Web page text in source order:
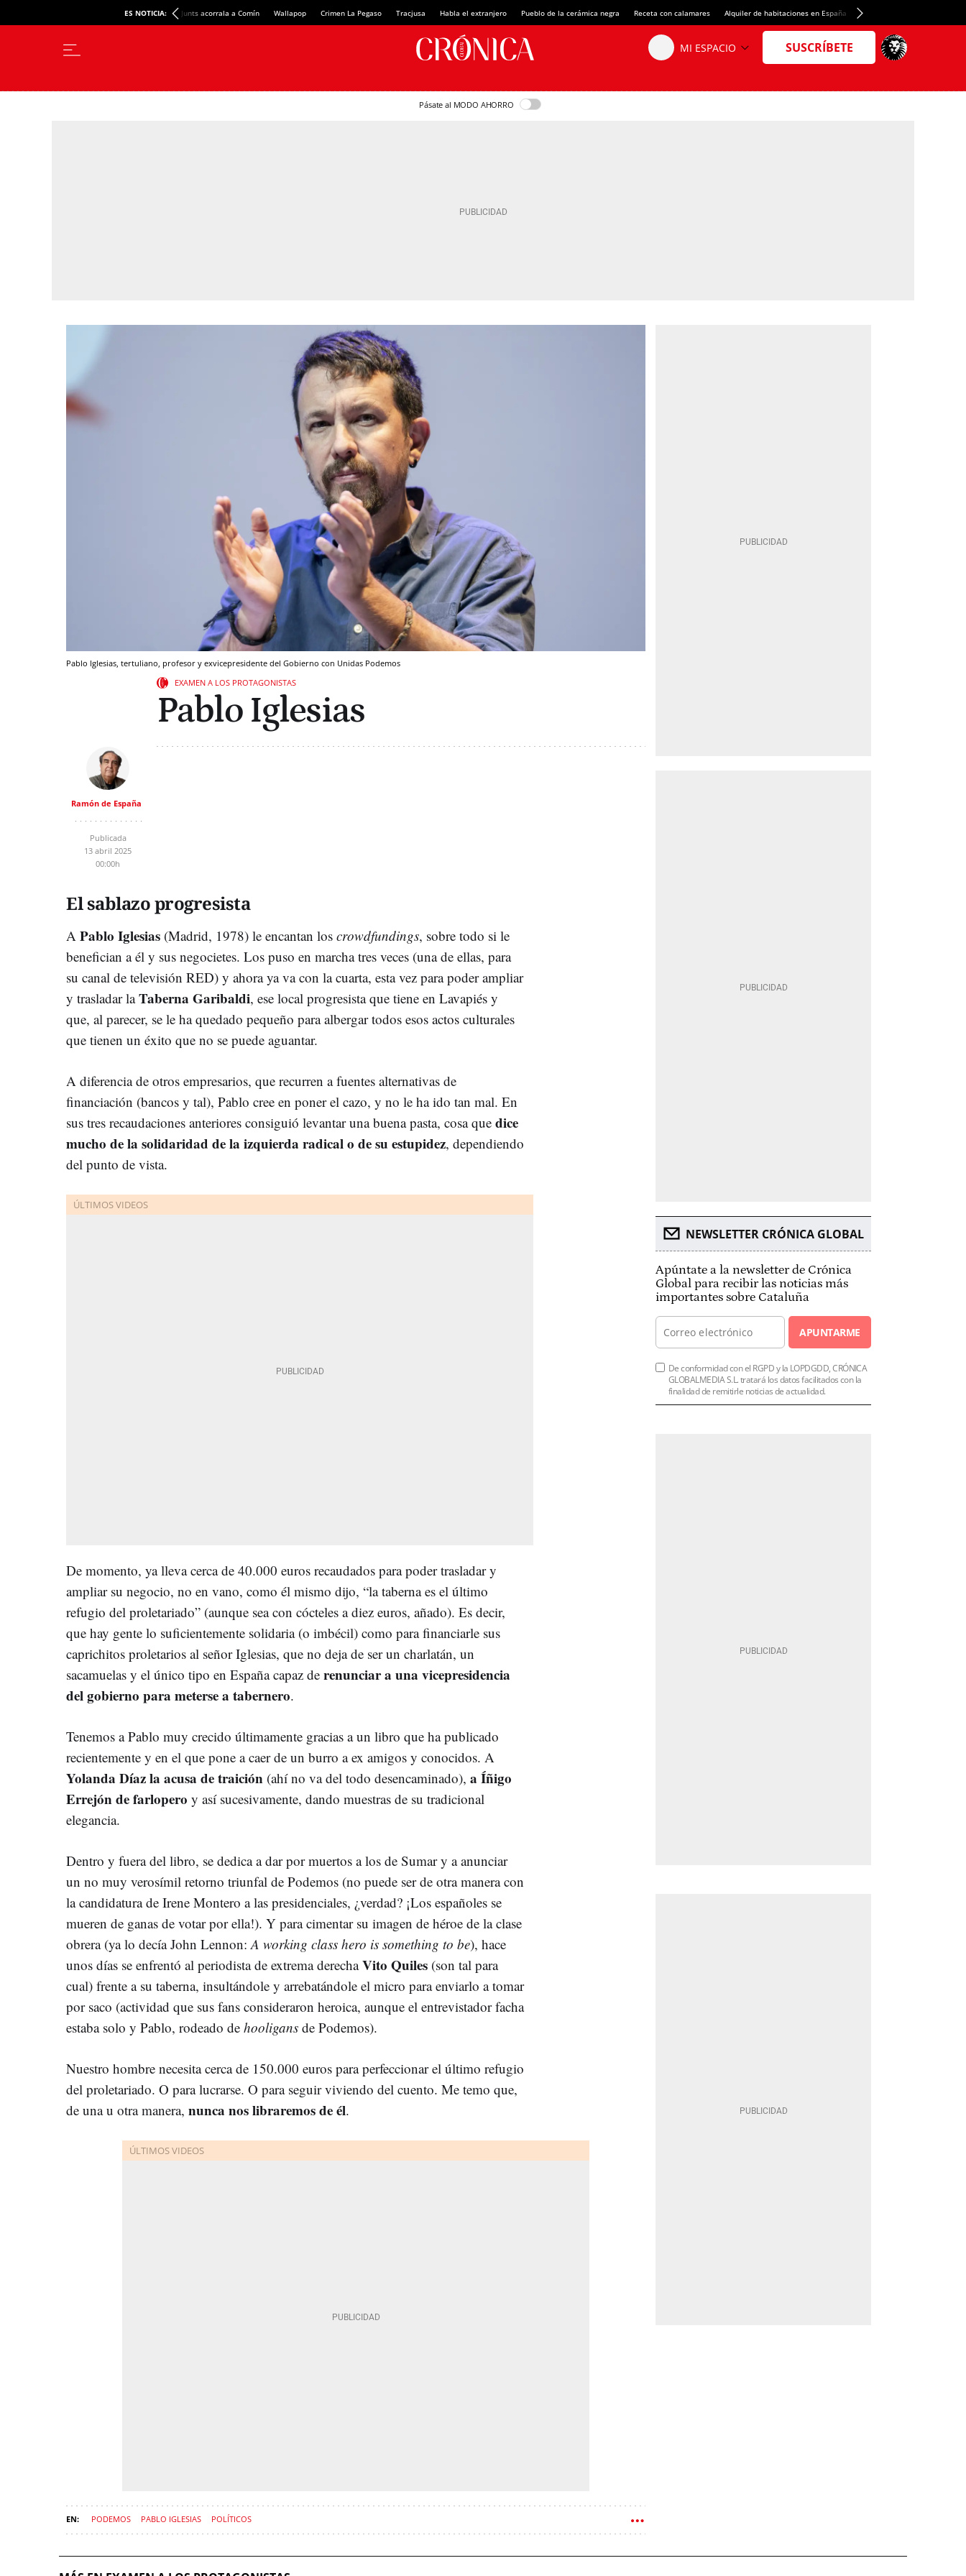
ES NOTICIA: Junts acorrala a Comín Wallapop Crimen La Pegaso Tracjusa Habla el extranjero Pueblo de la cerámica negra Receta con calamares Alquiler de habitaciones en España Crédito del Spotify Camp Nou
Pásate al MODO AHORRO
Pablo Iglesias, tertuliano, profesor y exvicepresidente del Gobierno con Unidas Podemos
EXAMEN A LOS PROTAGONISTAS
Pablo Iglesias
Ramón de España
Publicada
13 abril 2025
00:00h
El sablazo progresista
A Pablo Iglesias (Madrid, 1978) le encantan los crowdfundings, sobre todo si le
benefician a él y sus negocietes. Los puso en marcha tres veces (una de ellas, para
su canal de televisión RED) y ahora ya va con la cuarta, esta vez para poder ampliar
y trasladar laTaberna Garibaldi, ese local progresista que tiene en Lavapiés y
que, al parecer, se le ha quedado pequeño para albergar todos esos actos culturales
que tienen un éxito que no se puede aguantar.
A diferencia de otros empresarios, que recurren a fuentes alternativas de
financiación (bancos y tal), Pablo cree en poner el cazo, y no le ha ido tan mal. En
sus tres recaudaciones anteriores consiguió levantar una buena pasta, cosa que dice
mucho de la solidaridad de la izquierda radical o de su estupidez, dependiendo
del punto de vista.
De momento, ya lleva cerca de 40.000 euros recaudados para poder trasladar y
ampliar su negocio, no en vano, como él mismo dijo, “la taberna es el último
refugio del proletariado” (aunque sea con cócteles a diez euros, añado). Es decir,
que hay gente lo suficientemente solidaria (o imbécil) como para financiarle sus
caprichitos proletarios al señor Iglesias, que no deja de ser un charlatán, un
sacamuelas y el único tipo en España capaz de renunciar a una vicepresidencia
del gobierno para meterse a tabernero.
Tenemos a Pablo muy crecido últimamente gracias a un libro que ha publicado
recientemente y en el que pone a caer de un burro a ex amigos y conocidos. A
Yolanda Díaz la acusa de traición (ahí no va del todo desencaminado), a Íñigo
Errejón de farlopero y así sucesivamente, dando muestras de su tradicional
elegancia.
Dentro y fuera del libro, se dedica a dar por muertos a los de Sumar y a anunciar
un no muy verosímil retorno triunfal de Podemos (no puede ser de otra manera con
la candidatura de Irene Montero a las presidenciales, ¿verdad? ¡Los españoles se
mueren de ganas de votar por ella!). Y para cimentar su imagen de héroe de la clase
obrera (ya lo decía John Lennon: A working class hero is something to be), hace
unos días se enfrentó al periodista de extrema derechaVito Quiles (son tal para
cual) frente a su taberna, insultándole y arrebatándole el micro para enviarlo a tomar
por saco (actividad que sus fans consideraron heroica, aunque el entrevistador facha
estaba solo y Pablo, rodeado de hooligans de Podemos).
Nuestro hombre necesita cerca de 150.000 euros para perfeccionar el último refugio
del proletariado. O para lucrarse. O para seguir viviendo del cuento. Me temo que,
de una u otra manera, nunca nos libraremos de él.
PODEMOS PABLO IGLESIAS POLÍTICOS
NEWSLETTER CRÓNICA GLOBAL
Apúntate a la newsletter de Crónica
Global para recibir las noticias más
importantes sobre Cataluña
APUNTARME
De conformidad con el RGPD y la LOPDGDD, CRÓNICA
GLOBALMEDIA S.L. tratará los datos facilitados con la
finalidad de remitirle noticias de actualidad.